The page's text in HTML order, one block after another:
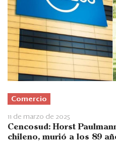
Comercio
11 de marzo de 2025
Cencosud: Horst
chileno, murió a los 89